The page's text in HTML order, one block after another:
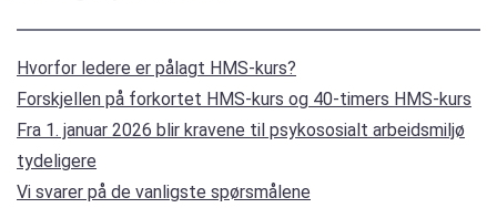
Hvorfor ledere er pålagt HMS-kurs?
Forskjellen på forkortet HMS-kurs og 40-timers HMS-kurs
Fra 1. januar 2026 blir kravene til psykososialt arbeidsmiljø
tydeligere
Vi svarer på de vanligste spørsmålene